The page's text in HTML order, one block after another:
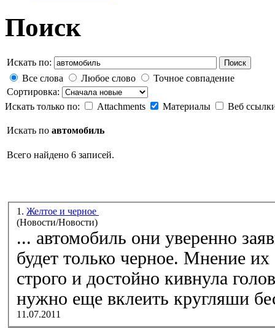
Поиск
Искать по: Поиск
Все слова Любое слово
Точное совпадение
Сортировка:
Искать только по:
Attachments Материалы Веб
Искать по автомобиль
Всего найдено 6 записей.
1. Желтое и черное
(Новости/Новости)
... автомобиль они уверенно
будет только черное. Мнение
строго и достойно кивнула
нужно еще вклеить кругляши
11.07.2011